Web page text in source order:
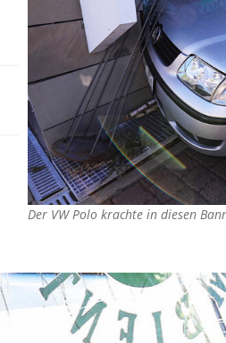
Der VW Polo krachte in diesen